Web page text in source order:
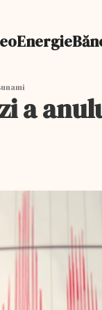
Energie
a